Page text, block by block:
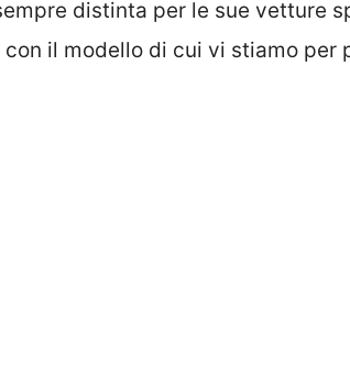
distinta per le sue vetture
il modello di cui vi stiamo per